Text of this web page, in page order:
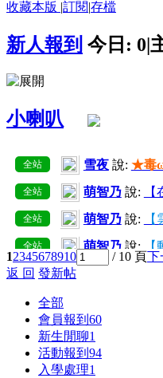
收藏本版 |訂閱|存檔
新人報到 今日: 0|
小喇叭
全站 雪夜說: ★毒
全站 萌智乃說:
全站 萌智乃說:
全站 萌智乃說:
全站
全站
全站 萌智乃
全站 萌智乃
12345678910 / 10 頁下
返 回 發新帖
全部
會員報到 60
新生閒聊1
活動報到 94
入學處理1